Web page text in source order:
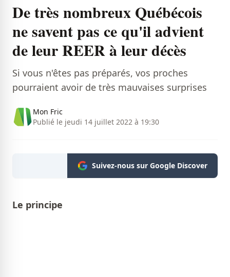
De très nombreux Québécois
ne savent pas ce qu'il advient
de leur REER à leur décès
Si vous n'êtes pas préparés, vos proches
pourraient avoir de très mauvaises surprises
Mon Fric
Publié le jeudi 14 juillet 2022 à 19:30
Suivez-nous sur Google Discover
Le principe